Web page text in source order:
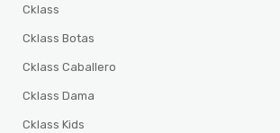
Cklass
Cklass Botas
Cklass Caballero
Cklass Dama
Cklass Kids